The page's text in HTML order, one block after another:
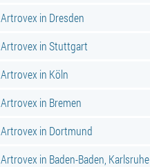
Artrovex in Dresden
Artrovex in Stuttgart
Artrovex in Köln
Artrovex in Bremen
Artrovex in Dortmund
Artrovex in Baden-Baden, Karlsruhe